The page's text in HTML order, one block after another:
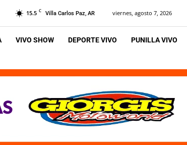
15.5 C Villa Carlos Paz, AR viernes, agosto 7, 2026
VIVO SHOW DEPORTE VIVO PUNILLA VIVO